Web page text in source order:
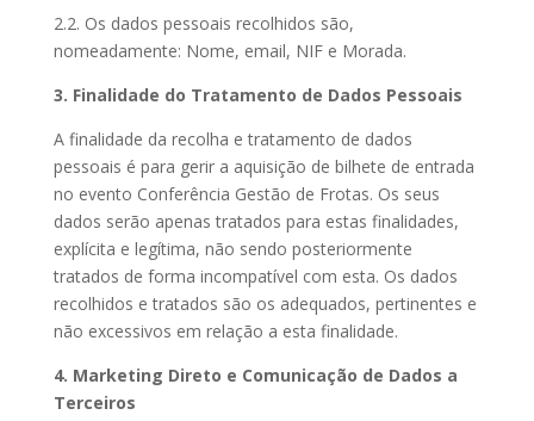
2.2. Os dados pessoais recolhidos são,
nomeadamente: Nome, email, NIF e Morada.
3. Finalidade do Tratamento de Dados Pessoais
A finalidade da recolha e tratamento de dados
pessoais é para gerir a aquisição de bilhete de entrada
no evento Conferência Gestão de Frotas. Os seus
dados serão apenas tratados para estas finalidades,
explícita e legítima, não sendo posteriormente
tratados de forma incompatível com esta. Os dados
recolhidos e tratados são os adequados, pertinentes e
não excessivos em relação a esta finalidade.
4. Marketing Direto e Comunicação de Dados a
Terceiros